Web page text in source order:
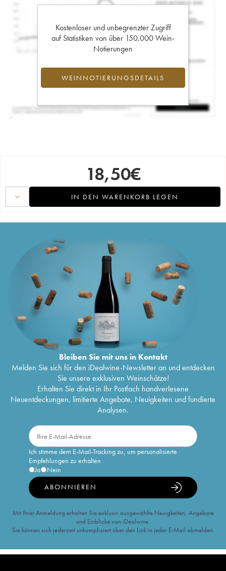
Kostenloser und unbegrenzter Zugriff
auf Statistiken von über 150.000 Wein-
Notierungen
WEINNOTIERUNGSDETAILS
18,50€
IN DEN WARENKORB LEGEN
Bleiben Sie mit uns in Kontakt
Melden Sie sich für den iDealwine-Newsletter an und entdecken
Sie unsere exklusiven Weinschätze!
Erhalten Sie direkt in Ihr Postfach handverlesene
Neuentdeckungen, limitierte Angebote, Neuigkeiten und fundierte
Analysen.
Ich stimme dem E-Mail-Tracking zu, um personalisierte
Empfehlungen zu erhalten
Ja
Nein
ABONNIEREN
Mit Ihrer Anmeldung erhalten Sie exklusiv ausgewählte Neuigkeiten, Angebote
und Einblicke von iDealwine.
Sie können sich jederzeit unkompliziert über den Link in jeder E-Mail abmelden.